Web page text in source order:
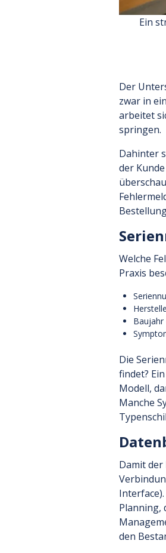
Ein
Der
zwar in
arbeitet
springen.
Dahinter
der
Welche
Praxis
Die
findet?
Modell,
Manche
Damit
Planning,
den